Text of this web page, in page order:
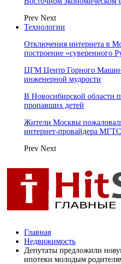
Prev Next
Технологии
Отключения интернета в
построение «суверенного
ЦГМ Центр Горного
инженерной мудрости
В Новосибирской области
пропавших детей
Жители Москвы
интернет-провайдера МГТС
Prev Next
Главная
Недвижимость
Депутаты предложили
ипотеки молодым